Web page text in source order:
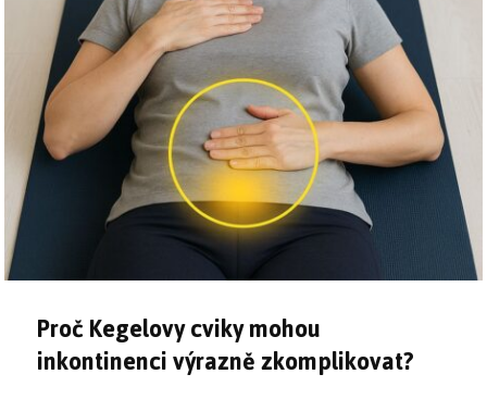
Proč Kegelovy cviky mohou
inkontinenci výrazně zkomplikovat?